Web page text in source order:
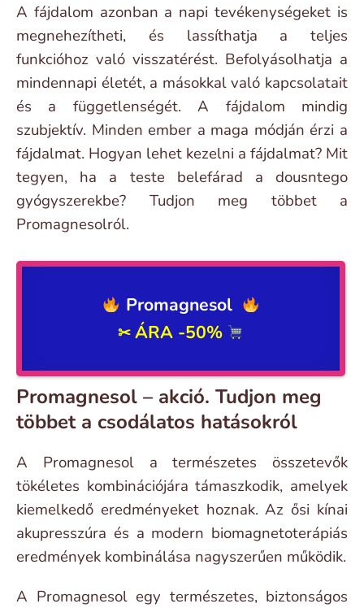
A fájdalom azonban a napi tevékenységeket is
megnehezítheti, és lassíthatja a teljes
funkcióhoz való visszatérést. Befolyásolhatja a
mindennapi életét, a másokkal való kapcsolatait
és a függetlenségét. A fájdalom mindig
szubjektív. Minden ember a maga módján érzi a
fájdalmat. Hogyan lehet kezelni a fájdalmat? Mit
tegyen, ha a teste belefárad a dousntego
gyógyszerekbe? Tudjon meg többet a
Promagnesolról.
Promagnesol
✂ÁRA -50%
Promagnesol – akció. Tudjon meg
többet a csodálatos hatásokról
A Promagnesol a természetes összetevők
tökéletes kombinációjára támaszkodik, amelyek
kiemelkedő eredményeket hoznak. Az ősi kínai
akupresszúra és a modern biomagnetoterápiás
eredmények kombinálása nagyszerűen működik.
A Promagnesol egy természetes, biztonságos